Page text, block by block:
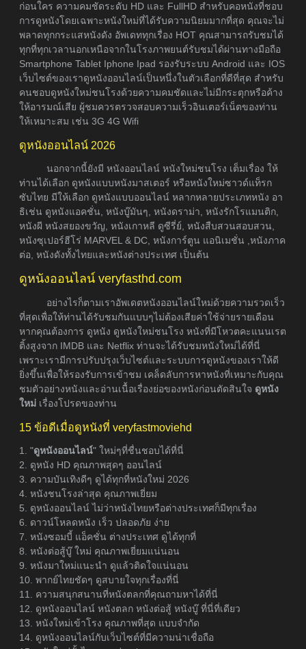
ก่อนใคร ความคมชัดระดับ HD และ FullHD สำหรับคอหนังที่ชอบ
การดูหนังโดยเฉพาะหนังใหม่ที่ได้รับความนิยมมากที่สุด คุณจะไม่
พลาดทุกกระแสหนังดัง อัพเดททุกเรื่อง HOT คุณสามารถรับชมได้
ทุกที่ทุกเวลานอกเหนือจากในโรงภาพยนต์รับชมได้ผ่านทางมือถือ
Smartphone Tablet Iphone Ipad รองรับระบบ Android และ IOS
เว็บไซต์ของเราดูหนังออนไลน์เป็นหนึ่งในตัวเลือกที่ดีที่สุด สำหรับ
คนชอบดูหนังใหม่ชนโรงด้วยความคมชัดและไม่มีกระตุกหรือค้าง
ให้อารมณ์เสีย ผู้ชมควรตรวจสอบความเร็วอินเตอร์เน็ตของท่าน
ให้เหมาะสม เช่น 3G 4G Wifi
ดูหนังออนไลน์ 2026
นอกจากนี้ยังมี หนังออนไลน์ หนังใหม่ชนโรง เต็มเรื่อง ให้
ท่านได้เลือก ดูหนังแบบหนังมาสเตอร์ หรือหนังใหม่ซาวด์แท็รก
ซับไทย มีให้เลือก ดูหนังแบบออนไลน์ หลากหลายประเภทหนัง อา
ธิเช่น ดูหนังแอคชั่น, หนังบู๊มันๆ, หนังดราม่า, หนังรักโรแมนติก,
หนังผี หนังสยองขวัญ, หนังเกาหลี ดูซีรี่ย์, หนังสืบสวนสอบสวน,
หนังซุเปอร์ฮีโร่ MARVEL & DC, หนังการ์ตูน แอนิเมชั่น ,หนังภาค
ต่อ, หนังดังทั้งไทยและหนังต่างประเทศ เป็นต้น
ดูหนังออนไลน์ veryfasthd.com
อย่างไรก็ตามเราอัพเดตหนังออนไลน์ใหม่ด้วยความรวดเร็ว
ที่สุดเพื่อให้ท่านได้รับชมกันแบบๆไม่ต้องเสียค่าใช้จ่ายรายเดือน
หากคุณต้องการ ดูหนัง ดูหนังใหม่ชนโรง หนังที่มีโหวตคะแนนเรต
ติ้งสูงจาก IMDB และ Netflix ท่านจะได้รับชมหนังใหม่ได้ที่นี่
เพราะเรามีการปรับปรุงเว็บไซต์และระบบการดูหนังของเราให้ดี
ยิ่งขึ้นเพื่อให้รองรับการเข้าชม เคล็ดลับการหาหนังที่เหมาะกับคุณ
ชมตัวอย่างหนังและอ่านเนื้อเรื่องย่อของหนังก่อนตัดสินใจ ดูหนัง
ใหม่ เรื่องโปรดของท่าน
15 ข้อดีเมื่อดูหนังที่ veryfastmoviehd
1. "ดูหนังออนไลน์" ใหม่ๆที่ชื่นชอบได้ที่นี่
2. ดูหนัง HD คุณภาพสุดๆ ออนไลน์
3. ความบันเทิงดีๆ ดูได้ทุกที่หนังใหม่ 2026
4. หนังชนโรงล่าสุด คุณภาพเยี่ยม
5. ดูหนังออนไลน์ ไม่ว่าหนังไทยหรือต่างประเทศก็มีทุกเรื่อง
6. ดาวน์โหลดหนัง เร็ว ปลอดภัย ง่าย
7. หนังซอมบี้ แอ็คชั่น ต่างประเทศ ดูได้ทุกที่
8. หนังต่อสู้บู๊ ใหม่ คุณภาพเยี่ยมแน่นอน
9. หนังมาใหม่แนะนำ ดูแล้วติดใจแน่นอน
10. พากย์ไทยชัดๆ ดูสบายใจทุกเรื่องที่นี่
11. ความสนุกสนานที่หนังตลกที่คุณถามหาได้ที่นี่
12. ดูหนังออนไลน์ หนังตลก หนังต่อสู้ หนังบู๊ ที่นี่ที่เดียว
13. หนังใหม่เข้าโรง คุณภาพที่สุด แบบจำกัด
14. ดูหนังออนไลน์กับเว็บไซต์ที่มีความน่าเชื่อถือ